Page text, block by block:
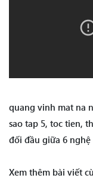
quang vinh mat na
sao tap 5, toc tien,
đối đầu giữa 6
Xem thêm bài viết